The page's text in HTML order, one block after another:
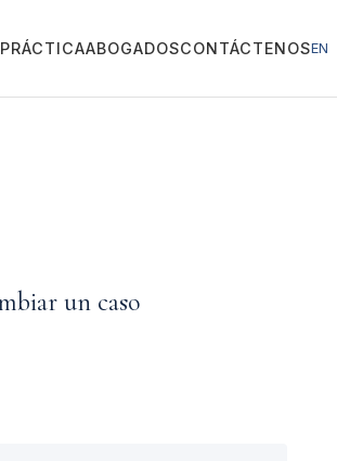
ABOGADOSCONTÁCTENOSEN
un caso